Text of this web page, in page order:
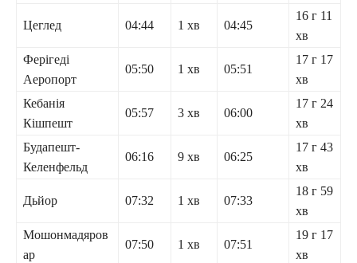
Цеглед 04:44 1 хв 04:45
16 г 11
хв
Ферігеді
Аеропорт
05:50 1 хв 05:51
17 г 17
хв
Кебанія
Кішпешт
05:57 3 хв 06:00
17 г 24
хв
Будапешт-
Келенфельд
06:16 9 хв 06:25
17 г 43
хв
Дьйор 07:32 1 хв 07:33
18 г 59
хв
Мошонмадяров
ар
07:50 1 хв 07:51
19 г 17
хв